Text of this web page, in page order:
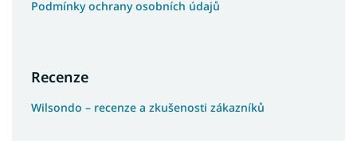
Podmínky ochrany osobních údajů
Recenze
Wilsondo – recenze a zkušenosti zákazníků